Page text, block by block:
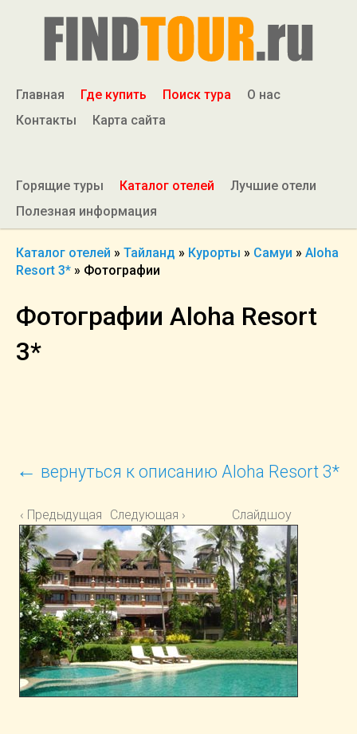
Главная Где купить Поиск тура
О нас
Контакты
Карта сайта
Горящие туры Каталог отелей
Лучшие отели
Полезная информация
Каталог отелей » Тайланд » Курорты » Самуи » Aloha
Resort 3* » Фотографии
Фотографии Aloha Resort
3*
← вернуться к описанию Aloha Resort 3*
‹ Предыдущая Следующая › Слайдшоу